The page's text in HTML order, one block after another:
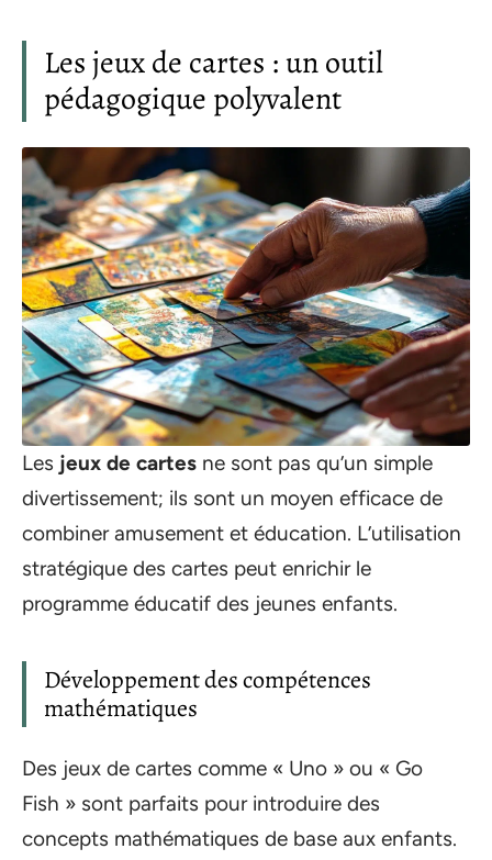
Les jeux de cartes : un outil
pédagogique polyvalent
Les jeux de cartes ne sont pas qu’un simple
divertissement; ils sont un moyen efficace de
combiner amusement et éducation. L’utilisation
stratégique des cartes peut enrichir le
programme éducatif des jeunes enfants.
Développement des compétences
mathématiques
Des jeux de cartes comme « Uno » ou « Go
Fish » sont parfaits pour introduire des
concepts mathématiques de base aux enfants.